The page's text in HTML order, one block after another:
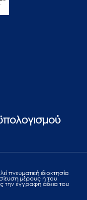
πvευματική ιδιοκτησία
μέρους ή του
την έγγραφη άδεια του